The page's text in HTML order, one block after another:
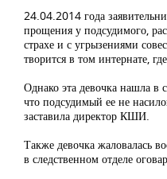
24.04.2014 года
прощения у подсудимого,
страхе и с угрызениями
творится в том интернате,
Однако эта девочка нашла в
что подсудимый ее не
заставила директор КШИ.
Также девочка жаловалась
в следственном отделе